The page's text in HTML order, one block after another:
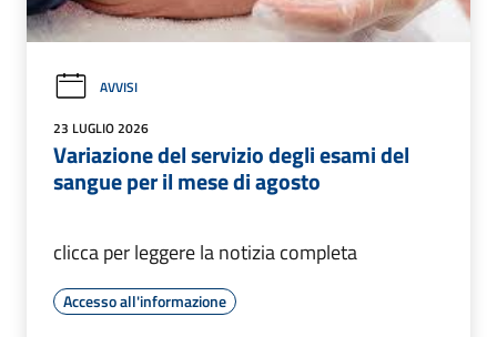
AVVISI
23 LUGLIO 2026
Variazione del servizio degli esami del
sangue per il mese di agosto
clicca per leggere la notizia completa
Accesso all'informazione